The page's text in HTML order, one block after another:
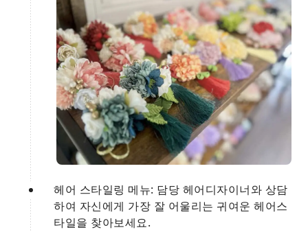
헤어 스타일링 메뉴: 담당 헤어디자이너와 상담
하여 자신에게 가장 잘 어울리는 귀여운 헤어스
타일을 찾아보세요.